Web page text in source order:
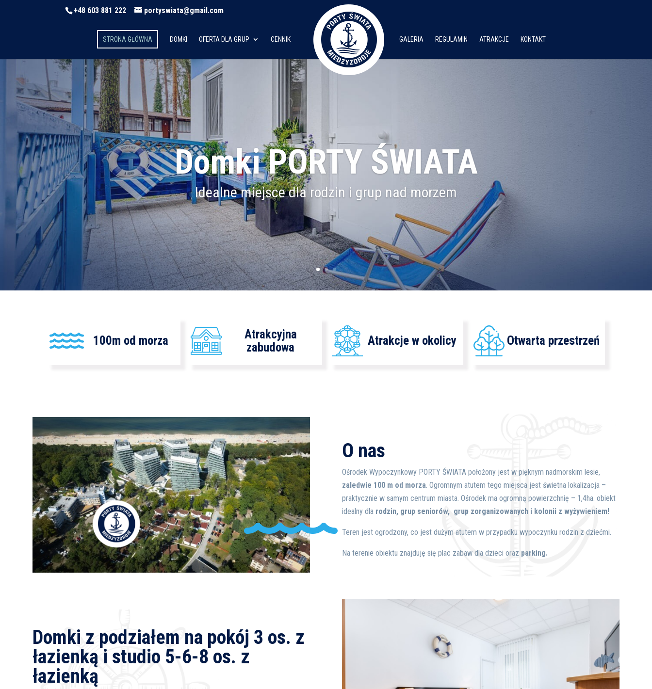
+48 603 881 222 portyswiata@gmail.com
STRONA GŁÓWNA DOMKI OFERTA DLA GRUP CENNIK GALERIA REGULAMIN ATRAKCJE KONTAKT
Domki PORTY ŚWIATA
Idealne miejsce dla rodzin i grup nad morzem
100m od morza
Atrakcyjna
zabudowa
Atrakcje w okolicy Otwarta przestrzeń
O nas
Ośrodek Wypoczynkowy PORTY ŚWIATA położony jest w pięknym nadmorskim lesie,
zaledwie 100 m od morza. Ogromnym atutem tego miejsca jest świetna lokalizacja –
praktycznie w samym centrum miasta. Ośrodek ma ogromną powierzchnię – 1,4ha. obiekt
idealny dla rodzin, grup seniorów, grup zorganizowanych i kolonii z wyżywieniem!
Teren jest ogrodzony, co jest dużym atutem w przypadku wypoczynku rodzin z dziećmi.
Na terenie obiektu znajduję się plac zabaw dla dzieci oraz parking.
Domki z podziałem na pokój 3 os. z
łazienką i studio 5-6-8 os. z
łazienką